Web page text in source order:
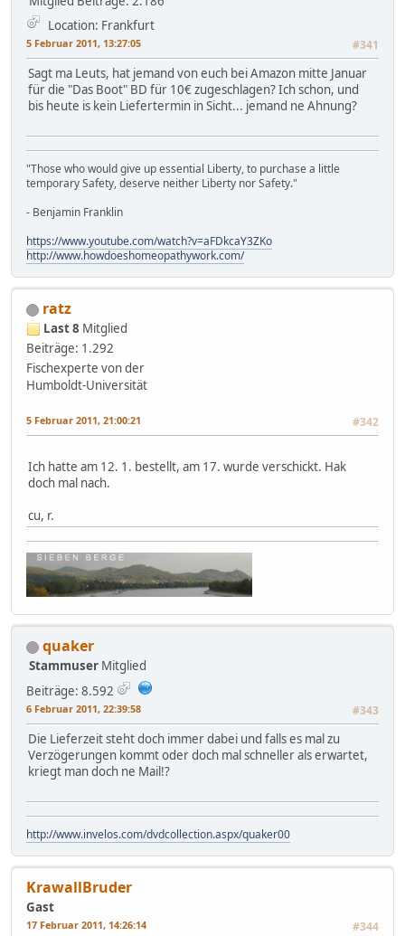
Location: Frankfurt
5 Februar 2011, 13:27:05 #341
Sagt ma Leuts, hat jemand von euch bei Amazon mitte Januar
für die "Das Boot" BD für 10€ zugeschlagen? Ich schon, und
bis heute is kein Liefertermin in Sicht... jemand ne Ahnung?
"Those who would give up essential Liberty, to purchase a little
temporary Safety, deserve neither Liberty nor Safety."
- Benjamin Franklin
https://www.youtube.com/watch?v=aFDkcaY3ZKo
http://www.howdoeshomeopathywork.com/
ratz
Last 8 Mitglied
Beiträge: 1.292
Fischexperte von der
Humboldt-Universität
5 Februar 2011, 21:00:21 #342
Ich hatte am 12. 1. bestellt, am 17. wurde verschickt. Hak
doch mal nach.
cu, r.
quaker
Stammuser Mitglied
Beiträge: 8.592
6 Februar 2011, 22:39:58 #343
Die Lieferzeit steht doch immer dabei und falls es mal zu
Verzögerungen kommt oder doch mal schneller als erwartet,
kriegt man doch ne Mail!?
http://www.invelos.com/dvdcollection.aspx/quaker00
KrawallBruder
Gast
17 Februar 2011, 14:26:14 #344